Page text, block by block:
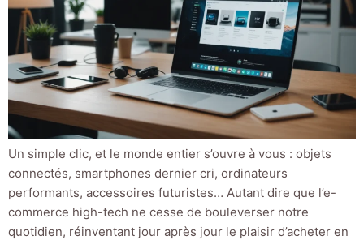
Un simple clic, et le monde entier s’ouvre à vous : objets
connectés, smartphones dernier cri, ordinateurs
performants, accessoires futuristes… Autant dire que l’e-
commerce high-tech ne cesse de bouleverser notre
quotidien, réinventant jour après jour le plaisir d’acheter en